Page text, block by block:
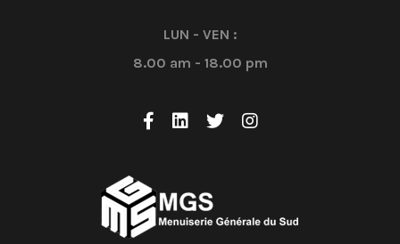
LUN - VEN :
8.00 am - 18.00 pm